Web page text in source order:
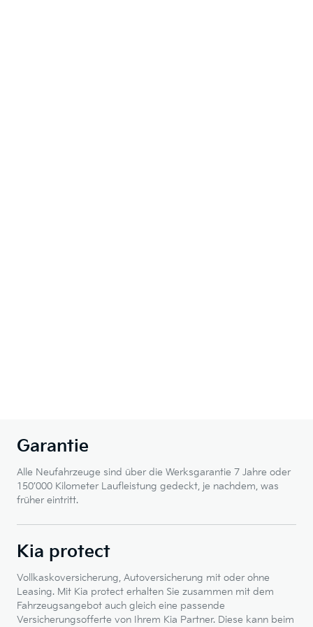
Garantie
Alle Neufahrzeuge sind über die Werksgarantie 7 Jahre oder
150’000 Kilometer Laufleistung gedeckt, je nachdem, was
früher eintritt.
Kia protect
Vollkaskoversicherung, Autoversicherung mit oder ohne
Leasing. Mit Kia protect erhalten Sie zusammen mit dem
Fahrzeugsangebot auch gleich eine passende
Versicherungsofferte von Ihrem Kia Partner. Diese kann beim